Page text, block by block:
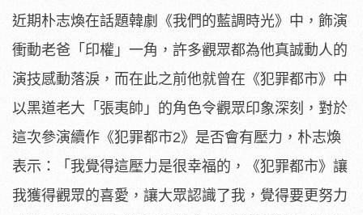
近期朴志煥在話題韓劇《我們的藍調時光》中，飾演
衝動老爸「 印權」一角，許多觀眾都為他真誠動人的
演技感動落淚， 而在此之前他就曾在《犯罪都市》中
以黑道老大「張夷帥」 的角色令觀眾印象深刻，對於
這次參演續作《犯罪都市2》 是否會有壓力，朴志煥
表示：「我覺得這壓力是很幸福的，《犯罪都市》讓
我獲得觀眾的喜愛，讓大眾認識了我， 覺得要更努力